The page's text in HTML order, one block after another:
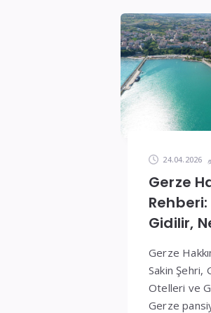
İyi
ve
Fiyatlar
24.04.2026
Gerze
Gidilir,
Gerze
Sakin Şehri,
Otelleri ve
Gerze